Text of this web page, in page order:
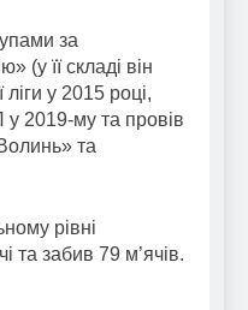
за
(у її складі він
у 2015 році,
2019-му та провів
та
рівні
та забив 79 м’ячів.